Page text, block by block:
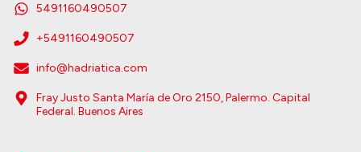
5491160490507
+5491160490507
info@hadriatica.com
Fray Justo Santa María de Oro 2150, Palermo. Capital
Federal. Buenos Aires